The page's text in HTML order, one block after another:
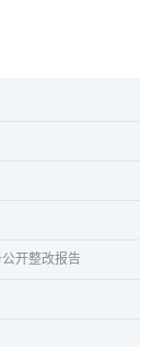
开整改报告